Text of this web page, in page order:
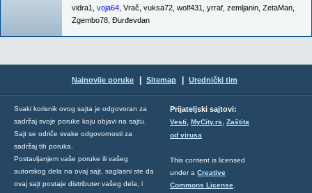
vidra1
voja64 Vrač vuksa72 wolf431 yrraf zemljanin ZetaMan
Zgembo78 Đurđevdan
Najnovije poruke Sitemap Urednički tim
Svaki korisnik ovog sajta je odgovoran za
sadržaj svoje poruke koju objavi na sajtu.
Sajt se odriče svake odgovornosti za
sadržaj tih poruka.
Postavljanjem vaše poruke ili vašeg
autorskog dela na ovaj sajt, saglasni ste da
ovaj sajt postaje distributer vašeg dela, i
Prijateljski sajtovi:
Vesti, MyCity.rs, Zaštita
od virusa
This content is licensed
under a Creative
Commons License